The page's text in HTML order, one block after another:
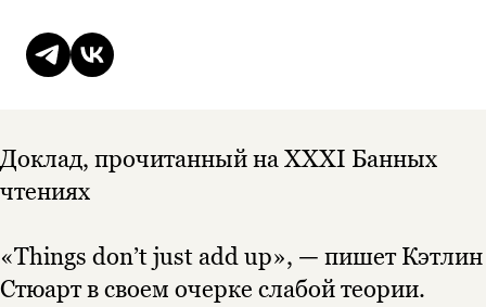
Доклад, прочитанный на XXXI Банных
чтениях
«Things don’t just add up», — пишет Кэтлин
Стюарт в своем очерке слабой теории.